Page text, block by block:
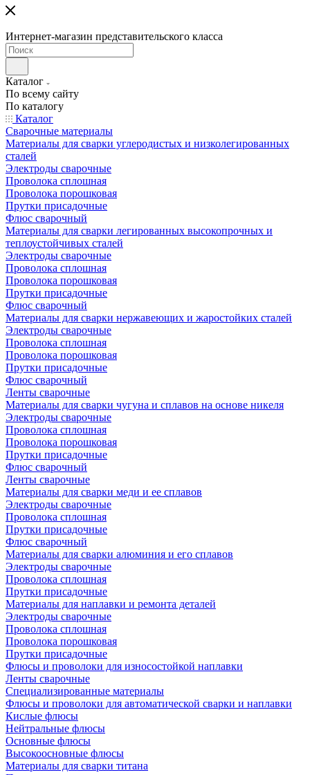
Интернет-магазин представительского класса
Каталог
По всему сайту
По каталогу
Каталог
Сварочные материалы
Материалы для сварки углеродистых и низколегированных
сталей
Электроды сварочные
Проволока сплошная
Проволока порошковая
Прутки присадочные
Флюс сварочный
Материалы для сварки легированных высокопрочных и
теплоустойчивых сталей
Электроды сварочные
Проволока сплошная
Проволока порошковая
Прутки присадочные
Флюс сварочный
Материалы для сварки нержавеющих и жаростойких сталей
Электроды сварочные
Проволока сплошная
Проволока порошковая
Прутки присадочные
Флюс сварочный
Ленты сварочные
Материалы для сварки чугуна и сплавов на основе никеля
Электроды сварочные
Проволока сплошная
Проволока порошковая
Прутки присадочные
Флюс сварочный
Ленты сварочные
Материалы для сварки меди и ее сплавов
Электроды сварочные
Проволока сплошная
Прутки присадочные
Флюс сварочный
Материалы для сварки алюминия и его сплавов
Электроды сварочные
Проволока сплошная
Прутки присадочные
Материалы для наплавки и ремонта деталей
Электроды сварочные
Проволока сплошная
Проволока порошковая
Прутки присадочные
Флюсы и проволоки для износостойкой наплавки
Ленты сварочные
Специализированные материалы
Флюсы и проволоки для автоматической сварки и наплавки
Кислые флюсы
Нейтральные флюсы
Основные флюсы
Высокоосновные флюсы
Материалы для сварки титана